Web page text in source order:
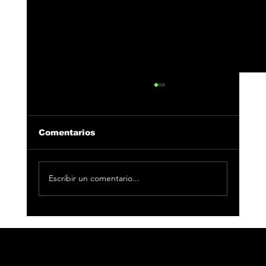
Comentarios
Escribir un comentario...